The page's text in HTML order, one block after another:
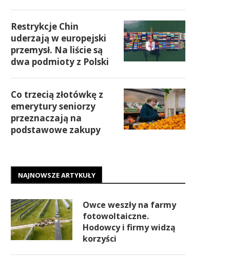
Restrykcje Chin
uderzają w europejski
przemysł. Na liście są
dwa podmioty z Polski
Co trzecią złotówkę z
emerytury seniorzy
przeznaczają na
podstawowe zakupy
NAJNOWSZE ARTYKUŁY
Owce weszły na farmy
fotowoltaiczne.
Hodowcy i firmy widzą
korzyści